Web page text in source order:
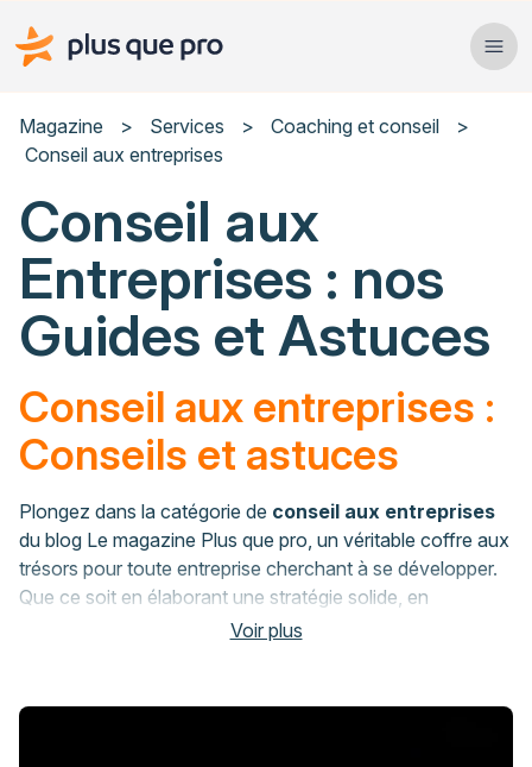
Plus que pro Mag'
Habitat
Services
Actualités
Rechercher un article
Magazine > Services > Coaching et conseil
>
Conseil aux entreprises
Conseil aux
Entreprises : nos
Guides et Astuces
Conseil aux entreprises :
Conseils et astuces
Plongez dans la catégorie de conseil aux entreprises
du blog Le magazine Plus que pro, un véritable coffre aux
trésors pour toute entreprise cherchant à se développer.
Que ce soit en élaborant une stratégie solide, en
optimisant les performances ou en améliorant les services
affaires. Bénéficiez d’un aperçu précieux du secteur
Voir plus